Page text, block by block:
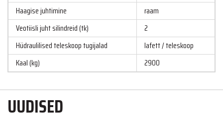
Haagise juhtimine
raam
Veotiisli juht silindreid (tk)
2
Hüdraulilised teleskoop tugijalad
lafett / teleskoop
Kaal (kg)
2900
UUDISED